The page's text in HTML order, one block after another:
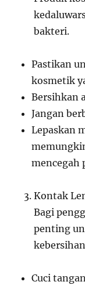
bakteri.
Pastikan
kosmetik
Bersihkan
Jangan
Lepaskan
mencegah
Kontak
Bagi
penting
Cuci